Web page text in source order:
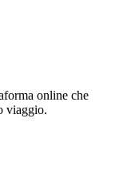
online che
viaggio.